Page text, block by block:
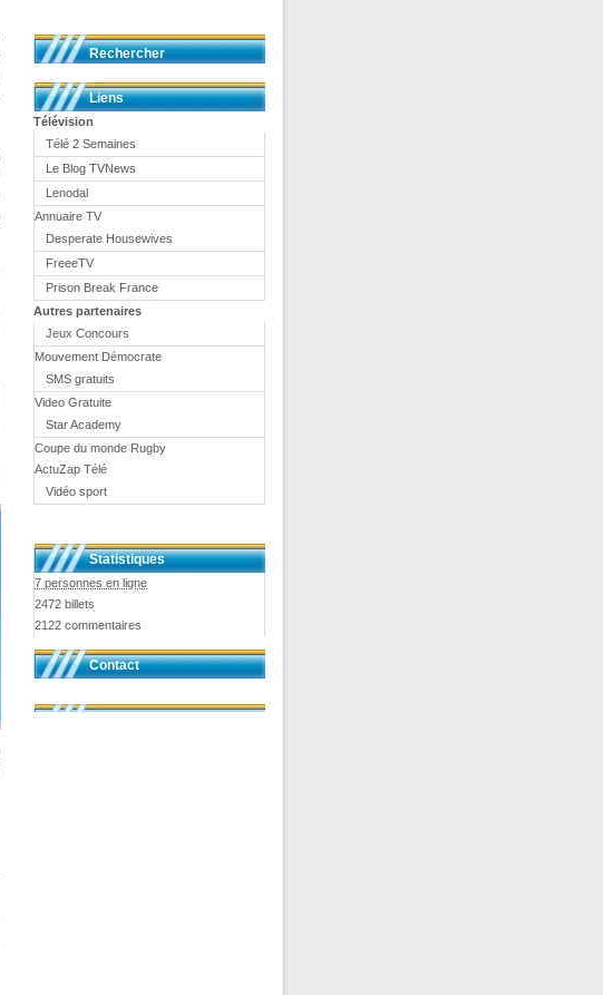
Rechercher
Liens
Télévision
Télé 2 Semaines
Le Blog TVNews
Lenodal
Annuaire TV
Desperate Housewives
FreeeTV
Prison Break France
Autres partenaires
Jeux Concours
Mouvement Démocrate
SMS gratuits
Video Gratuite
Star Academy
Coupe du monde Rugby
ActuZap Télé
Vidéo sport
Statistiques
7 personnes en ligne
2472 billets
2122 commentaires
Contact